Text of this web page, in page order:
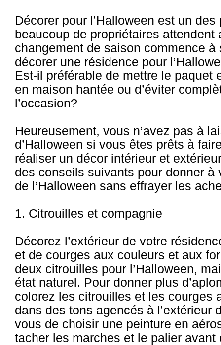
Décorer pour l’Halloween est un des
beaucoup de propriétaires
changement de saison commence à
décorer une résidence pour
Est-il préférable de mettre le paquet
en maison hantée ou d’éviter
l’occasion?
Heureusement, vous n’avez pas à
d’Halloween si vous êtes prêts à
réaliser un décor intérieur et
des conseils suivants pour donner à
de l’Halloween sans effrayer les
1. Citrouilles et compagnie
Décorez l’extérieur de votre
et de courges aux couleurs et aux
deux citrouilles pour l’Halloween,
état naturel. Pour donner plus
colorez les citrouilles et les courges
dans des tons agencés à l’extérieur
vous de choisir une peinture en
tacher les marches et le palier avant